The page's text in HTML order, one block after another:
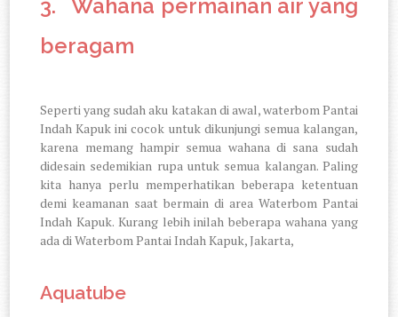
3.
Wahana permainan air yang
beragam
Seperti yang sudah aku katakan di awal, waterbom Pantai
Indah Kapuk ini cocok untuk dikunjungi semua kalangan,
karena memang hampir semua wahana di sana sudah
didesain sedemikian rupa untuk semua kalangan. Paling
kita hanya perlu memperhatikan beberapa ketentuan
demi keamanan saat bermain di area Waterbom Pantai
Indah Kapuk. Kurang lebih inilah beberapa wahana yang
ada di Waterbom Pantai Indah Kapuk, Jakarta,
Aquatube